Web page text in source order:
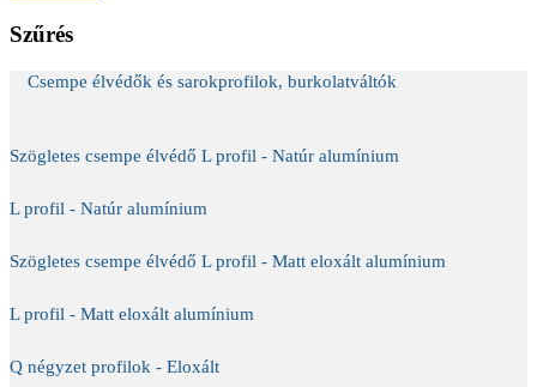
Szűrés
Csempe élvédők és sarokprofilok, burkolatváltók
Szögletes csempe élvédő L profil - Natúr alumínium
L profil - Natúr alumínium
Szögletes csempe élvédő L profil - Matt eloxált alumínium
L profil - Matt eloxált alumínium
Q négyzet profilok - Eloxált